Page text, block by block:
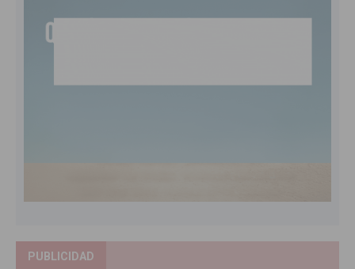
PUBLICIDAD